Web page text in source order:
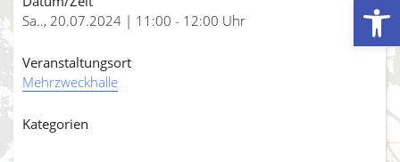
Sa.., 20.07.2024 | 11:00 - 12:00 Uhr
Veranstaltungsort
Mehrzweckhalle
Kategorien